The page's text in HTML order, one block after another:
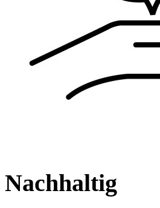
Nachhaltig